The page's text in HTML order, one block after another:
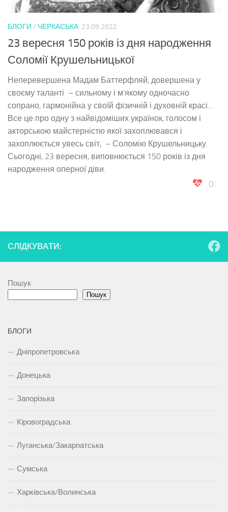
БЛОГИ / ЧЕРКАСЬКА 23.09.2022
23 вересня 150 років із дня народження
Соломії Крушельницької
Неперевершена Мадам Баттерфляй, довершена у
своєму таланті – сильному і м’якому одночасно
сопрано, гармонійна у своїй фізичній і духовній красі…
Все це про одну з найвідоміших українок, голосом і
акторською майстерністю якої захоплювався і
захоплюється увесь світ, – Соломію Крушельницьку.
Сьогодні, 23 вересня, виповнюється 150 років із дня
народження оперної діви.
0
СЛІДКУВАТИ:
Пошук
Пошук
БЛОГИ
Дніпропетровська
Донецька
Запорізька
Кіровоградська
Луганська/Закарпатська
Сумська
Харківська/Волинська